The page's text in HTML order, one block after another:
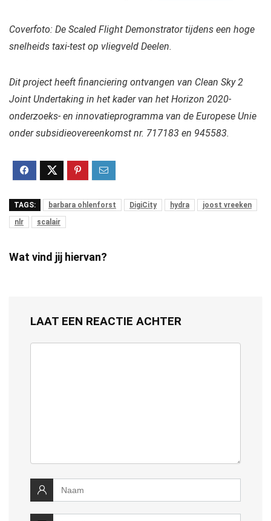
Coverfoto: De Scaled Flight Demonstrator tijdens een hoge
snelheids taxi-test op vliegveld Deelen.
Dit project heeft financiering ontvangen van Clean Sky 2
Joint Undertaking in het kader van het Horizon 2020-
onderzoeks- en innovatieprogramma van de Europese Unie
onder subsidieovereenkomst nr. 717183 en 945583.
TAGS: barbara ohlenforst DigiCity hydra
joost vreeken
nlr
scalair
Wat vind jij hiervan?
LAAT EEN REACTIE ACHTER